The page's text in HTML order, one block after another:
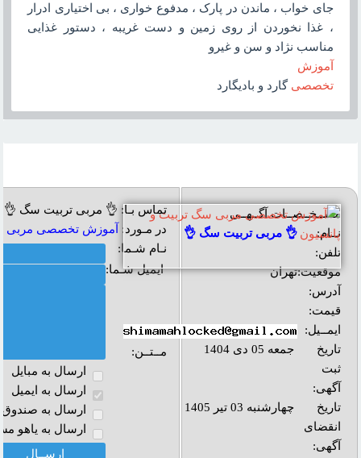
جاى خواب ، ماندن در پارک ، مدفوع خوارى ، بى اختيارى ادرار
، غذا نخوردن از روى زمين و دست غريبه ، دستور غذايى
مناسب نژاد و سن و غيرو
آموزش
تخصصى گارد و باديگارد
مشــخــصــات آگــهــی
نــام:
👌 مربی تربیت سگ 👌
تلفن:
موقعیت:تهران
آدرس:
قیمت:
ایمــیل:
تاریخ
ثبت
آگهی:
جمعه 05 دی 1404
تاریخ
انقضای
آگهی:
چهارشنبه 03 تیر 1405
تماس بـا: 👌 مربی تربیت سگ 👌
در مـورد:
آموزش تخصصى مربى
نـام شـما:
ایمیل شـما:
مــتــن:
ارسال به مبايل
ارسال به ايميل
ارسال به صندوق
ارسال به ياهو